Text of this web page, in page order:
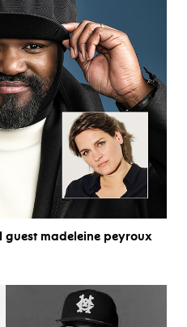
madeleine peyroux